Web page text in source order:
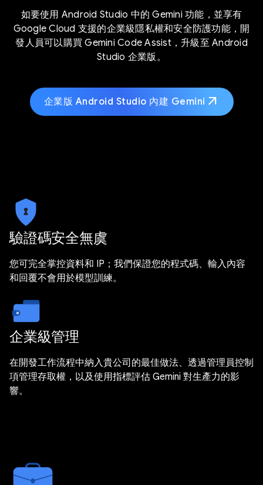
如要使用 Android Studio 中的 Gemini 功能，並享有
Google Cloud 支援的企業級隱私權和安全防護功能，開
發人員可以購買 Gemini Code Assist，升級至 Android
Studio 企業版。
企業版 Android Studio 內建 Gemini arrow_outward
驗證碼安全無虞
您可完全掌控資料和 IP；我們保證您的程式碼、輸入內容
和回覆不會用於模型訓練。
企業級管理
在開發工作流程中納入貴公司的最佳做法、透過管理員控制
項管理存取權，以及使用指標評估 Gemini 對生產力的影
響。